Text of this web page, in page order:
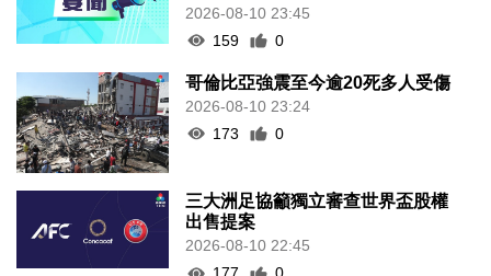
2026-08-10 23:45
159
0
哥倫比亞強震至今逾20死多人受傷
2026-08-10 23:24
173
0
三大洲足協籲獨立審查世界盃股權
出售提案
2026-08-10 22:45